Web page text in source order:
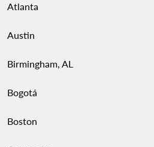
Atlanta
Austin
Birmingham, AL
Bogotá
Boston